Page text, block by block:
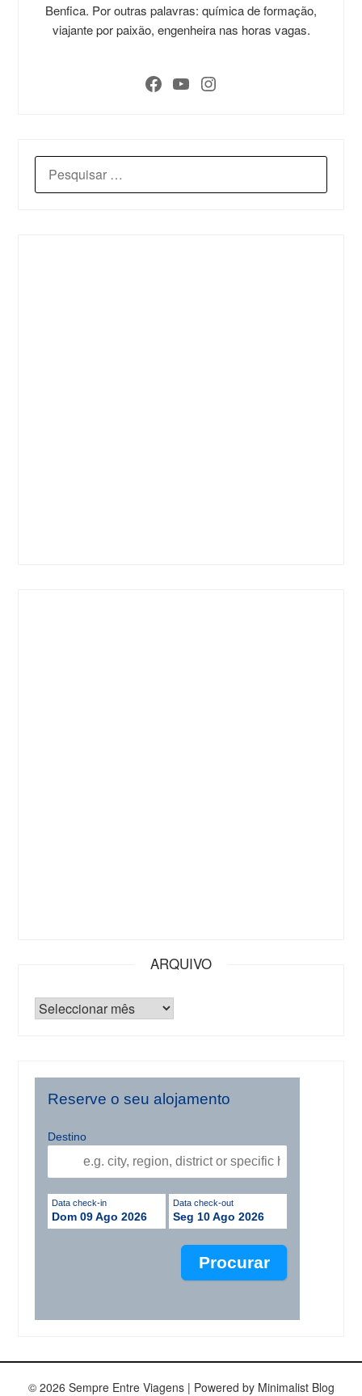
Benfica. Por outras palavras: química de formação,
viajante por paixão, engenheira nas horas vagas.
ARQUIVO
Reserve o seu alojamento
Destino
Data check-in
Dom 09 Ago 2026
Data check-out
Seg 10 Ago 2026
© 2026 Sempre Entre Viagens | Powered by Minimalist Blog